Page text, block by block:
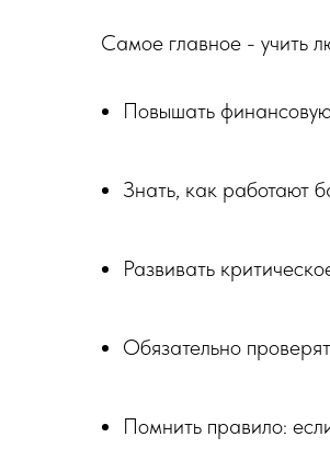
Самое главное - учить
Повышать
Знать, как работают
Развивать
Обязательно
Помнить правило: